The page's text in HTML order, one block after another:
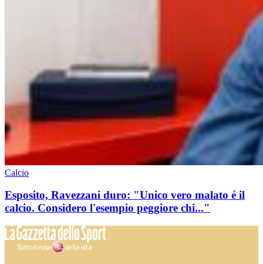
Calcio
Esposito, Ravezzani duro: "Unico vero malato é il
calcio. Considero l'esempio peggiore chi..."